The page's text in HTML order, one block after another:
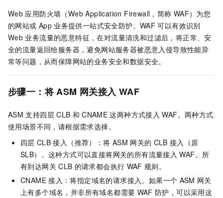
Web 应用防火墙（Web Application Firewall，简称 WAF）为您
的网站或 App 业务提供一站式安全防护。WAF 可以有效识别
Web 业务流量的恶意特征，在对流量清洗和过滤后，将正常、安
全的流量返回给服务器，避免网站服务器被恶意入侵导致性能异
常等问题，从而保障网站的业务安全和数据安全。
步骤一：将 ASM 网关接入 WAF
ASM 支持四层 CLB 和 CNAME 这两种方式接入 WAF。两种方式
使用场景不同，请根据需求选择。
四层 CLB 接入（推荐）：将 ASM 网关的 CLB 接入（原
SLB）。这种方式可以直接将网关的所有流量接入 WAF。所
有到达网关 CLB 的请求都会执行 WAF 规则。
CNAME 接入：将指定域名的请求接入。如果一个 ASM 网关
上有多个域名，并非所有域名都需要 WAF 防护，可以采用这